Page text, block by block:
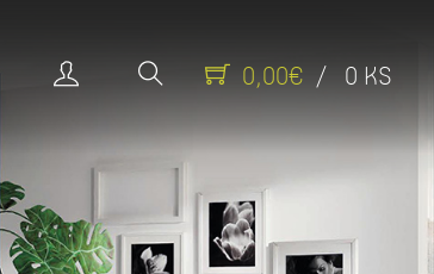
0,00€ / 0 KS